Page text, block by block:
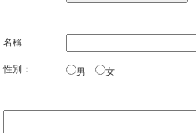
名稱
性別： 男 女